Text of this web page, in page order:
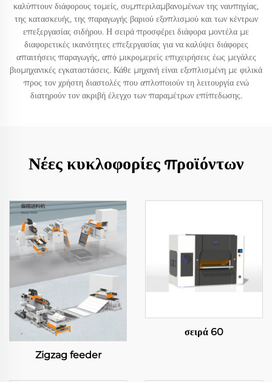
καλύπτουν διάφορους τομείς, συμπεριλαμβανομένων της ναυπηγίας,
της κατασκευής, της παραγωγής βαριού εξοπλισμού και των κέντρων
επεξεργασίας σιδήρου. Η σειρά προσφέρει διάφορα μοντέλα με
διαφορετικές ικανότητες επεξεργασίας για να καλύψει διάφορες
απαιτήσεις παραγωγής, από μικρομερείς επιχειρήσεις έως μεγάλες
βιομηχανικές εγκαταστάσεις. Κάθε μηχανή είναι εξοπλισμένη με φιλικά
προς τον χρήστη διαστολές που απλοποιούν τη λειτουργία ενώ
διατηρούν τον ακριβή έλεγχο των παραμέτρων επίπεδωσης.
Νέες κυκλοφορίες προϊόντων
Zigzag feeder
σειρά 60